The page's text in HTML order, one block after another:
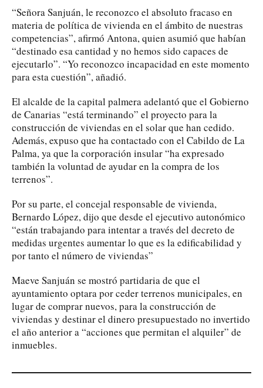
“Señora Sanjuán, le reconozco el absoluto fracaso en
materia de política de vivienda en el ámbito de nuestras
competencias”, afirmó Antona, quien asumió que habían
“destinado esa cantidad y no hemos sido capaces de
ejecutarlo”. “Yo reconozco incapacidad en este momento
para esta cuestión”, añadió.
El alcalde de la capital palmera adelantó que el Gobierno
de Canarias “está terminando” el proyecto para la
construcción de viviendas en el solar que han cedido.
Además, expuso que ha contactado con el Cabildo de La
Palma, ya que la corporación insular “ha expresado
también la voluntad de ayudar en la compra de los
terrenos”.
Por su parte, el concejal responsable de vivienda,
Bernardo López, dijo que desde el ejecutivo autonómico
“están trabajando para intentar a través del decreto de
medidas urgentes aumentar lo que es la edificabilidad y
por tanto el número de viviendas”
Maeve Sanjuán se mostró partidaria de que el
ayuntamiento optara por ceder terrenos municipales, en
lugar de comprar nuevos, para la construcción de
viviendas y destinar el dinero presupuestado no invertido
el año anterior a “acciones que permitan el alquiler” de
inmuebles.